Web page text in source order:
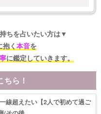
ちを占いたい方は▼
く 本音を
に鑑定していきます。
ちら！
線超えたい【2人で初めて過ご